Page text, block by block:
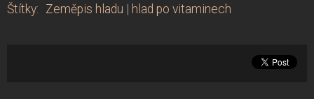
Štítky: Zeměpis hladu | hlad po vitaminech